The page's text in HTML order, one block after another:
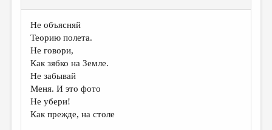
ЛИТСАЛОН
НОВОСТИ
ПРАВИЛА САЙТА
ОТДЕЛЫ И РУБРИКИ
ИЗБРАННОЕ
ДАЙДЖЕСТ
Не объясняй
Теорию полета.
Не говори,
Как зябко на Земле.
Не забывай
Меня. И это фото
Не убери!
Как прежде, на столе